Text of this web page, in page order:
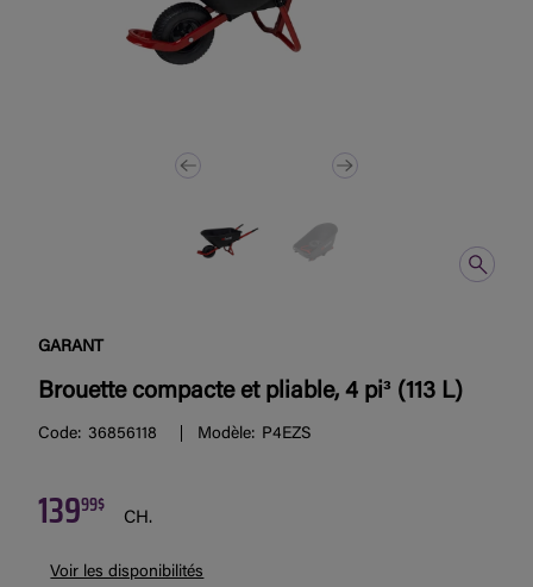
GARANT
Brouette compacte et pliable, 4 pi³ (113 L)
Code: 36856118 Modèle: P4EZS
13999$ CH.
Voir les disponibilités